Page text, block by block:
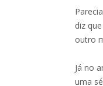
diz
outro
Já no
uma